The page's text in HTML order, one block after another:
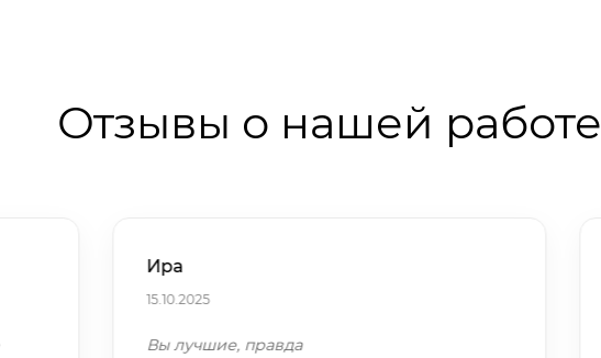
Отзывы о нашей работе
Ира
15.10.2025
Вы лучшие, правда